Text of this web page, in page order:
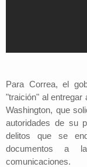
Para Correa, el
"traición" al entregar
Washington, que
autoridades de su
delitos que se
documentos a
comunicaciones.